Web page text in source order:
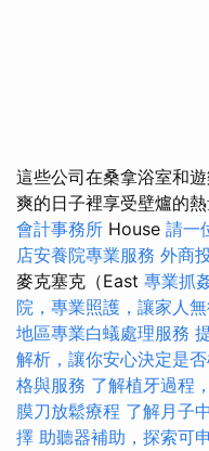
這些公司在桑拿浴室和
爽的日子裡享受壁爐的
會計事務所 House 請一
店安養院專業服務 外商
麥克塞克（East 專業抓
院，專業照護，讓家人
地區專業白蟻處理服務
解析，讓你安心決定是
格與服務 了解植牙過程
膜刀放鬆療程 了解月子
擇 助聽器補助，探索可